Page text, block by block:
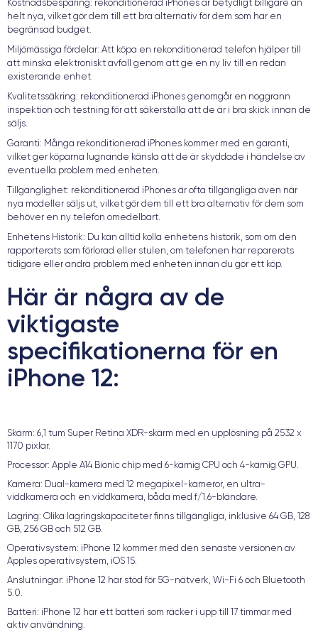
Kostnadsbesparing: rekonditionerad iPhones är betydligt billigare än
helt nya, vilket gör dem till ett bra alternativ för dem som har en
begränsad budget.
Miljömässiga fördelar: Att köpa en rekonditionerad telefon hjälper till
att minska elektroniskt avfall genom att ge en ny liv till en redan
existerande enhet.
Kvalitetssäkring: rekonditionerad iPhones genomgår en noggrann
inspektion och testning för att säkerställa att de är i bra skick innan de
säljs.
Garanti: Många rekonditionerad iPhones kommer med en garanti,
vilket ger köparna lugnande känsla att de är skyddade i händelse av
eventuella problem med enheten.
Tillgänglighet: rekonditionerad iPhones är ofta tillgängliga även när
nya modeller säljs ut, vilket gör dem till ett bra alternativ för dem som
behöver en ny telefon omedelbart.
Enhetens Historik: Du kan alltid kolla enhetens historik, som om den
rapporterats som förlorad eller stulen, om telefonen har reparerats
tidigare eller andra problem med enheten innan du gör ett köp.
Här är några av de
viktigaste
specifikationerna för en
iPhone 12:
Skärm: 6,1 tum Super Retina XDR-skärm med en upplösning på 2532 x
1170 pixlar.
Processor: Apple A14 Bionic chip med 6-kärnig CPU och 4-kärnig GPU.
Kamera: Dual-kamera med 12 megapixel-kameror, en ultra-
viddkamera och en viddkamera, båda med f/1.6-bländare.
Lagring: Olika lagringskapaciteter finns tillgängliga, inklusive 64 GB, 128
GB, 256 GB och 512 GB.
Operativsystem: iPhone 12 kommer med den senaste versionen av
Apples operativsystem, iOS 15.
Anslutningar: iPhone 12 har stöd för 5G-nätverk, Wi-Fi 6 och Bluetooth
5.0.
Batteri: iPhone 12 har ett batteri som räcker i upp till 17 timmar med
aktiv användning.